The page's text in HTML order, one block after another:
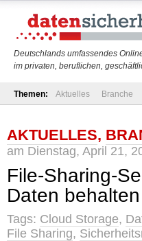
Deutschlands umfassendes
im privaten, beruflichen,
Themen: Aktuelles Branche
AKTUELLES,
am Dienstag, April 21,
File-Sharing-
Daten behalten
Tags: Cloud Storage,
File Sharing,